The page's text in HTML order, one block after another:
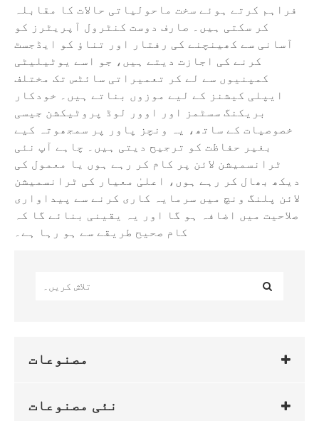
فراہم کرتے ہوئے سخت ماحولیاتی حالات کا مقابلہ
کر سکتی ہیں۔ صارف دوست کنٹرول آپریٹرز کو
آسانی سے کھینچنے کی رفتار اور تناؤ کو ایڈجسٹ
کرنے کی اجازت دیتے ہیں، جو اسے یوٹیلیٹی
کمپنیوں سے لے کر تعمیراتی سائٹس تک مختلف
ایپلی کیشنز کے لیے موزوں بناتے ہیں۔ خودکار
بریکنگ سسٹمز اور اوور لوڈ پروٹیکشن جیسی
خصوصیات کے ساتھ، یہ ونچز پاور پر سمجھوتہ کیے
بغیر حفاظت کو ترجیح دیتی ہیں۔ چاہے آپ نئی
ٹرانسمیشن لائن پر کام کر رہے ہوں یا معمول کی
دیکھ بھال کر رہے ہوں، اعلیٰ معیار کی ٹرانسمیشن
لائن پلنگ ونچ میں سرمایہ کاری کرنے سے پیداواری
صلاحیت میں اضافہ ہو گا اور یہ یقینی بنائے گا کہ
کام صحیح طریقے سے ہو رہا ہے۔
مصنوعات
نئی مصنوعات